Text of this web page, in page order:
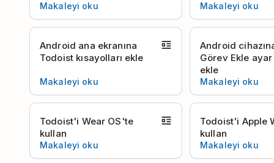
Makaleyi oku Makaleyi oku
Android ana ekranına
Todoist kısayolları ekle
Makaleyi oku
Android
Görev Ekle
ekle
Makaleyi oku
Todoist'i Wear OS'te
kullan
Makaleyi oku
Todoist'i Apple
kullan
Makaleyi oku